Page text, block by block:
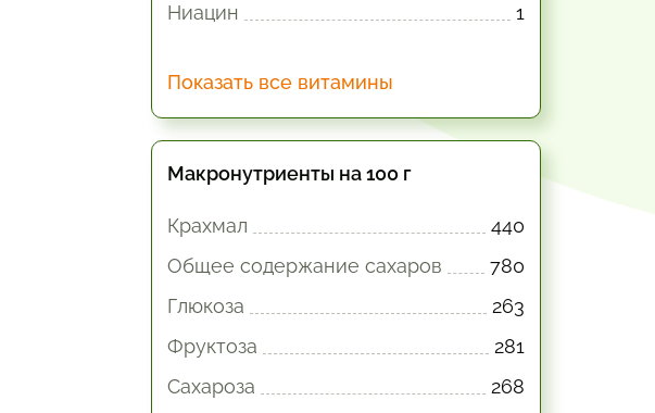
Ниацин
1
Показать все витамины
Макронутриенты на 100 г
Крахмал
440
Общее содержание сахаров
780
Глюкоза
263
Фруктоза
281
Сахароза
268